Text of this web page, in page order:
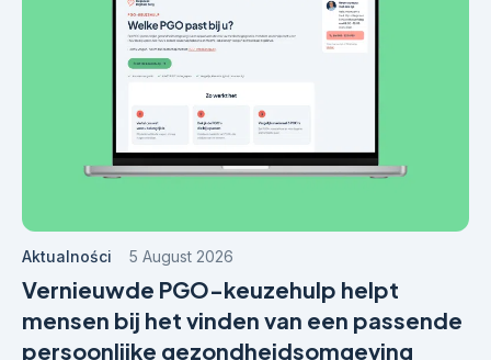
Aktualności 5 August 2026
Vernieuwde PGO-keuzehulp helpt
mensen bij het vinden van een passende
persoonlijke gezondheidsomgeving